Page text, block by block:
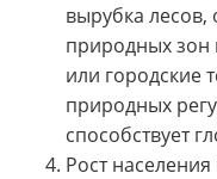
вырубка
природных зон
или городские
природных
способствует
Рост